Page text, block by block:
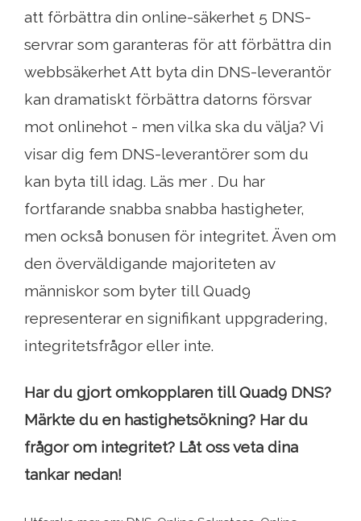
att förbättra din online-säkerhet 5 DNS-
servrar som garanteras för att förbättra din
webbsäkerhet Att byta din DNS-leverantör
kan dramatiskt förbättra datorns försvar
mot onlinehot - men vilka ska du välja? Vi
visar dig fem DNS-leverantörer som du
kan byta till idag. Läs mer . Du har
fortfarande snabba snabba hastigheter,
men också bonusen för integritet. Även om
den överväldigande majoriteten av
människor som byter till Quad9
representerar en signifikant uppgradering,
integritetsfrågor eller inte.
Har du gjort omkopplaren till Quad9 DNS?
Märkte du en hastighetsökning? Har du
frågor om integritet? Låt oss veta dina
tankar nedan!